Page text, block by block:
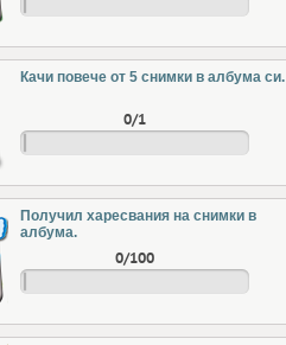
Качи повече от 5 снимки в албума си.
0/1
Получил харесвания на снимки в
албума.
0/100